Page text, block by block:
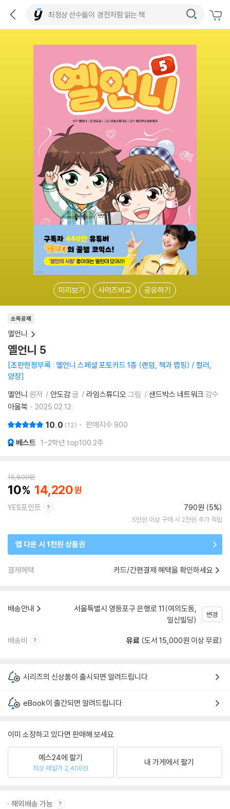
미리보기 사이즈비교 공유하기
소득공제
옐언니
옐언니 5
초판한정부록 : 옐언니 스페셜 포토카드 1종 (랜덤, 책과 랩핑) / 컬러,
양장
옐언니 원저 안도감글 라임스튜디오 그림 샌드박스 네트워크 감수
아울북
2025.02.12.
10.0 12 판매지수 900
베스트 1-2학년 top100 2주
15,800원
10 14,220
YES포인트 790원 (5%)
5만원 이상 구매 시 2천원 추가 적립
앱 다운 시 1천원 상품권
결제혜택 카드/간편결제 혜택을 확인하세요
배송안내
서울특별시 영등포구 은행로 11(여의도동,
일신빌딩)
변경
배송비 유료 (도서 15,000원 이상 무료)
시리즈의 신상품이 출시되면 알려드립니다.
eBook이 출간되면 알려드립니다.
이미 소장하고 있다면 판매해 보세요.
예스24에 팔기
최상 매입가 2,400원
내 가게에서 팔기
해외배송 가능